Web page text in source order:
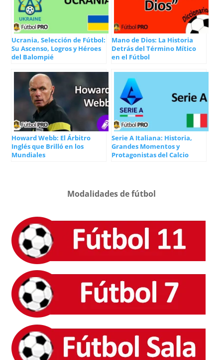
Ucrania, Selección de Fútbol:
Su Ascenso, Logros y Héroes
del Balompié
Mano de Dios: La Historia
Detrás del Término Mítico
en el Fútbol
Howard Webb: El Árbitro
Inglés que Brilló en los
Mundiales
Serie A Italiana: Historia,
Grandes Momentos y
Protagonistas del Calcio
Modalidades de fútbol